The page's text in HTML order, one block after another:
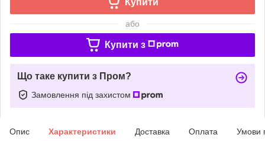
або
Купити з
Що таке купити з Пром?
Замовлення під захистом
Опис Характеристики Доставка Оплата Умови